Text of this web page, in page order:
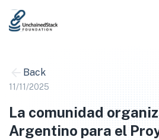
Skip
Back
11/11/2025
La comunidad
Argentino para el